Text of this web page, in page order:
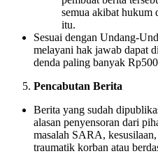
semua akibat hukum
itu.
Sesuai dengan Undang-
melayani hak jawab dapat
denda paling banyak
Pencabutan Berita
Berita yang sudah
alasan penyensoran dari
masalah SARA,
traumatik korban atau